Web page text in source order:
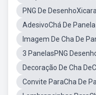
PNG De
AdesivoChá De Panela
Imagem De Cha De
3 PanelasPNG
Decoração De Cha
Convite ParaCha De